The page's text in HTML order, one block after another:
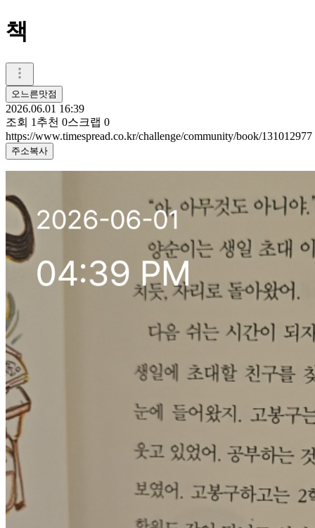
책
오느른맛점
2026.06.01 16:39
조회 1 추천 0스크랩 0
https://www.timespread.co.kr/challenge/community/book/131012977
주소복사